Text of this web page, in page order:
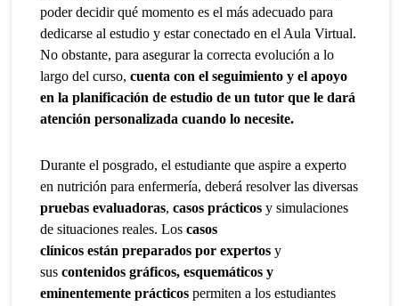
poder decidir qué momento es el más adecuado para
dedicarse al estudio y estar conectado en el Aula Virtual.
No obstante, para asegurar la correcta evolución a lo
largo del curso,cuenta con el seguimiento y el apoyo
en la planificación de estudio de un tutor que le dará
atención personalizada cuando lo necesite.
Durante el posgrado, el estudiante que aspire a experto
en nutrición para enfermería, deberá resolver las diversas
pruebas evaluadoras,casos prácticos y simulaciones
de situaciones reales. Loscasos
clínicos están preparados por expertos y
suscontenidos gráficos, esquemáticos y
eminentemente prácticospermiten a los estudiantes